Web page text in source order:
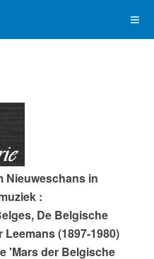
Nieuweschans in
:
De Belgische
(1897-1980)
'Mars der Belgische